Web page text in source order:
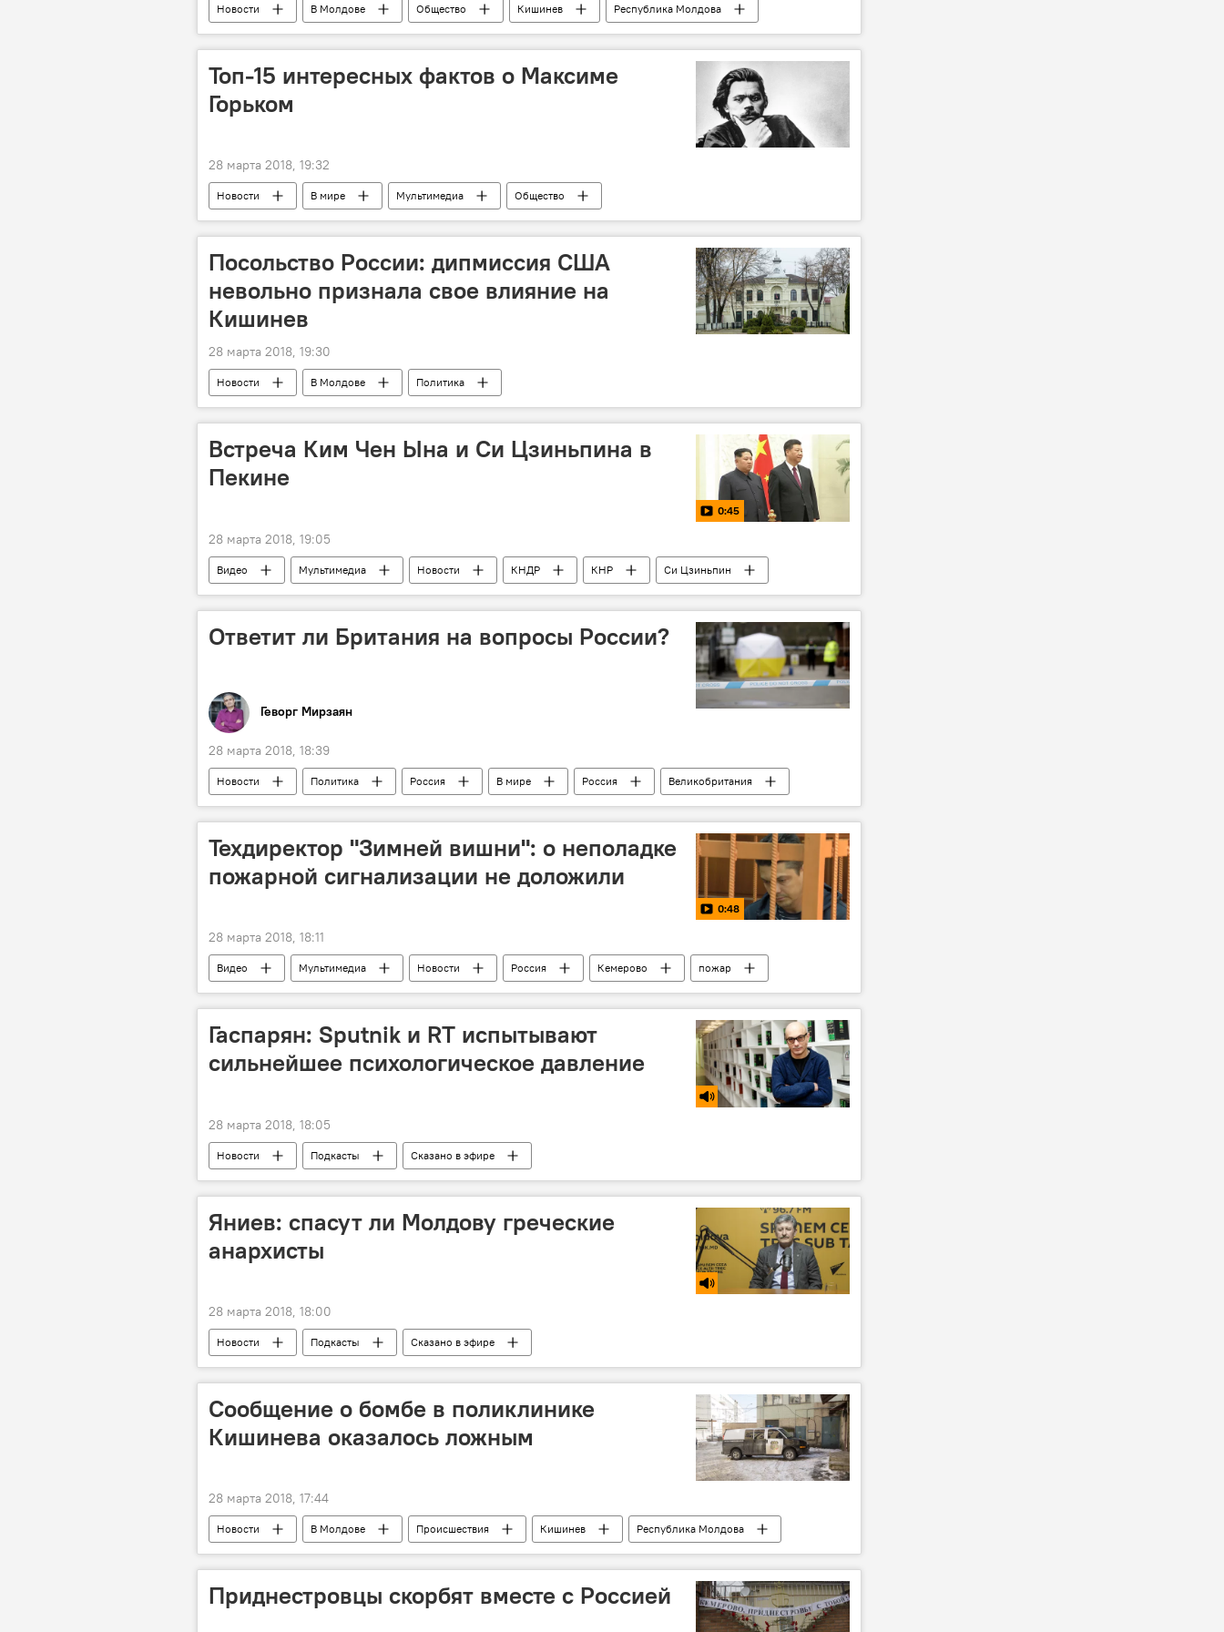
Новости В Молдове Общество Кишинев
Республика Молдова
Моника Бабук
реорганизация поглощение слияние
Топ-15 интересных фактов о Максиме
Горьком
28 марта 2018, 19:32
Новости В мире Мультимедиа Общество
Посольство России: дипмиссия США
невольно признала свое влияние на
Кишинев
28 марта 2018, 19:30
Новости В Молдове
Политика
"Дело Скрипаля" и высылка российских дипломатов
Кишинев
Россия
высылка
дело Скрипаля
Встреча Ким Чен Ына и Си Цзиньпина в
Пекине
0:45
28 марта 2018, 19:05
Видео Мультимедиа Новости КНДР КНР
Си Цзиньпин
Ким Чен Ын
телевидение встреча
Ответит ли Британия на вопросы России?
Геворг Мирзаян
28 марта 2018, 18:39
Новости Политика Россия В мире Россия
Великобритания
Скрипаль
дипломаты Брексит убийство
Техдиректор "Зимней вишни": о неполадке
пожарной сигнализации не доложили
0:48
28 марта 2018, 18:11
Видео Мультимедиа Новости Россия Кемерово пожар
Гаспарян: Sputnik и RT испытывают
сильнейшее психологическое давление
28 марта 2018, 18:05
Новости Подкасты Сказано в эфире
Яниев: спасут ли Молдову греческие
анархисты
28 марта 2018, 18:00
Новости Подкасты Сказано в эфире
Сообщение о бомбе в поликлинике
Кишинева оказалось ложным
28 марта 2018, 17:44
Новости В Молдове Происшествия Кишинев
Республика Молдова
Чеканы
управление полиции Кишинева бомба звонок поликлиника
Приднестровцы скорбят вместе с Россией